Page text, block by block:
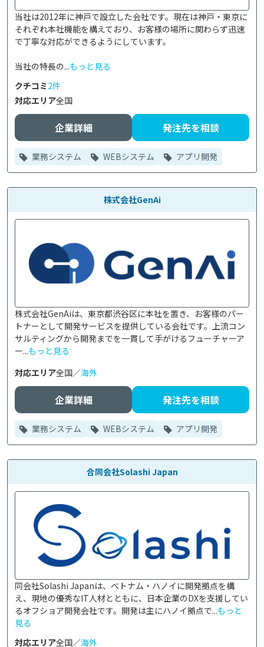
当社は2012年に神戸で設立した会社です。現在は神戸・東京に
それぞれ本社機能を構えており、お客様の場所に関わらず迅速
で丁寧な対応ができるようにしています。
当社の特長の...もっと見る
クチコミ2件
対応エリア全国
企業詳細 発注先を相談
業務システム WEBシステム アプリ開発
株式会社GenAi
株式会社GenAiは、東京都渋谷区に本社を置き、お客様のパー
トナーとして開発サービスを提供している会社です。上流コン
サルティングから開発までを一貫して手がけるフューチャーア
ー...もっと見る
対応エリア全国／海外
企業詳細 発注先を相談
業務システム WEBシステム アプリ開発
合同会社Solashi Japan
同会社Solashi Japanは、ベトナム・ハノイに開発拠点を構
え、現地の優秀なIT人材とともに、日本企業のDXを支援してい
るオフショア開発会社です。開発は主にハノイ拠点で...もっと
見る
対応エリア全国／海外